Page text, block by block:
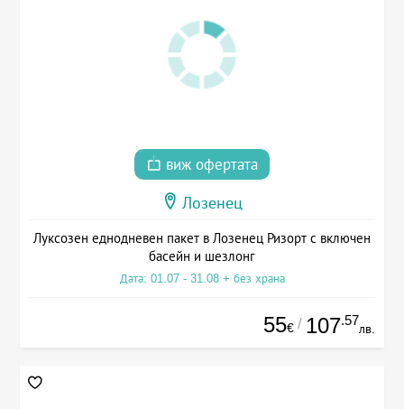
виж офертата
Лозенец
Луксозен еднодневен пакет в Лозенец Ризорт с включен
басейн и шезлонг
Дата: 01.07 - 31.08 + без храна
55€ / 107.57
лв.